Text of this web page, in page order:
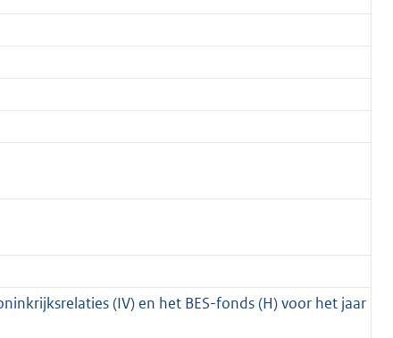
(IV) en het BES-fonds (H) voor het jaar